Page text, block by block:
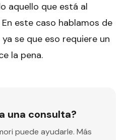
aquello que está al
este caso hablamos de
se que eso requiere un
la pena.
una consulta?
puede ayudarle. Más